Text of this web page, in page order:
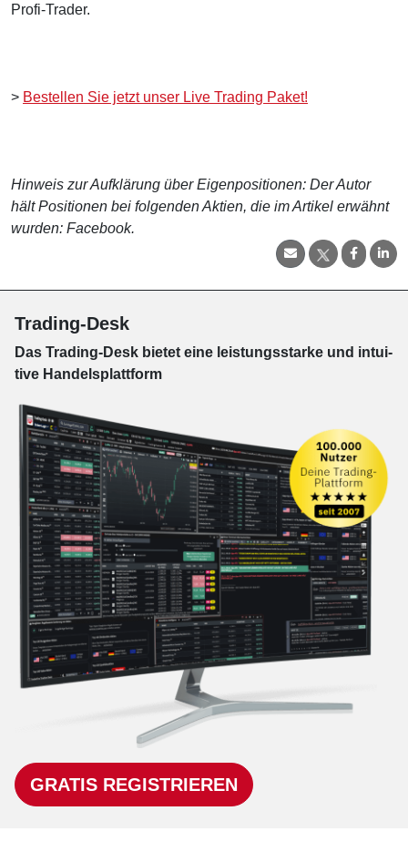
Profi-Trader.
> Bestellen Sie jetzt unser Live Trading Paket!
Hinweis zur Aufklärung über Eigenpositionen: Der Autor
hält Positionen bei folgenden Aktien, die im Artikel erwähnt
wurden: Facebook.
Trading-Desk
Das Trading-Desk bie­tet eine leis­tungs­star­ke und in­tui­
tive Han­dels­platt­form
GRATIS REGISTRIEREN